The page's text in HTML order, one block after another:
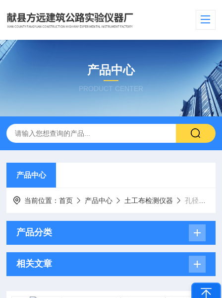
产品中心
PRODUCT CENTER
产品中心
当前位置：首页 产品中心 土工布检测仪器 孔径测定仪
产品分类
相关文章